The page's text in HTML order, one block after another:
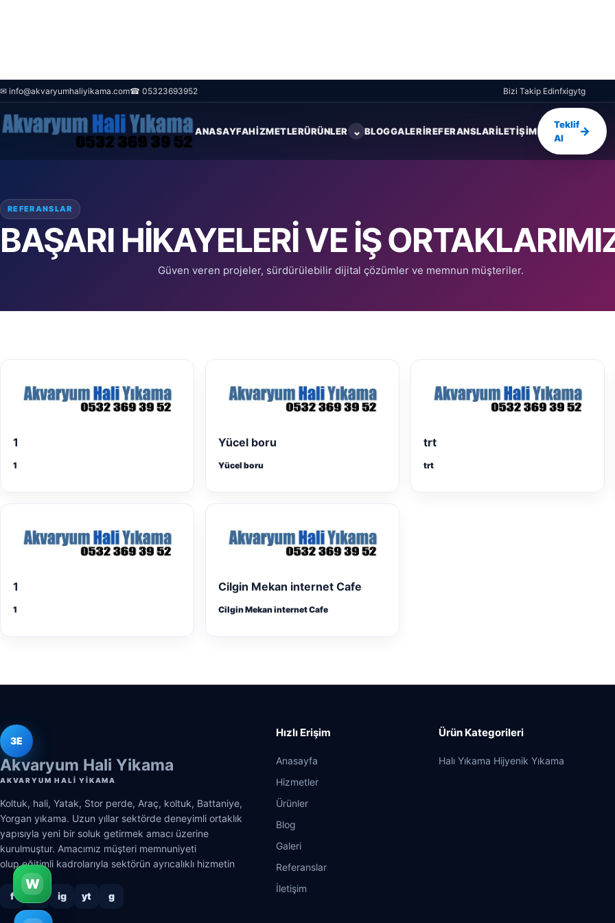
✉ info@akvaryumhaliyikama.com☎ 05323693952 Bizi Takip Edinfxigytg
ANASAYFAHIZMETLERÜRÜNLER ⌄ BLOGGALERIREFERANSLARİLETIŞIM
Teklif
Al
→
Ana Sayfa/Referanslar
REFERANSLAR
BAŞARI HIKAYELERI VE IŞ
Güven veren projeler, sürdürülebilir dijital çözümler ve memnun müşteriler.
1
1
Yücel boru
Yücel boru
trt
trt
1
1
Cilgin Mekan internet Cafe
Cilgin Mekan internet Cafe
3E
Akvaryum Hali Yikama
AKVARYUM HALI YIKAMA
Koltuk, hali, Yatak, Stor perde, Araç, koltuk, Battaniye,
Yorgan yıkama. Uzun yıllar sektörde deneyimli ortaklık
yapısıyla yeni bir soluk getirmek amacı üzerine
kurulmuştur. Amacımız müşteri memnuniyeti
olup,eğitimli kadrolarıyla sektörün ayrıcalıklı hizmetin
f x ig yt g
Hızlı Erişim
Anasayfa
Hizmetler
Ürünler
Blog
Galeri
Referanslar
İletişim
Ürün Kategorileri
Halı Yıkama Hijyenik Yıkama
W